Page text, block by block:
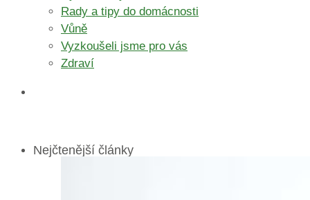
Rady a tipy do domácnosti
Vůně
Vyzkoušeli jsme pro vás
Zdraví
Nejčtenější články